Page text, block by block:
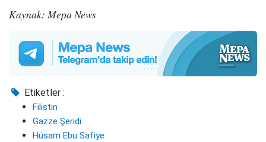
Kaynak: Mepa News
Etiketler :
Filistin
Gazze Şeridi
Hüsam Ebu Safiye